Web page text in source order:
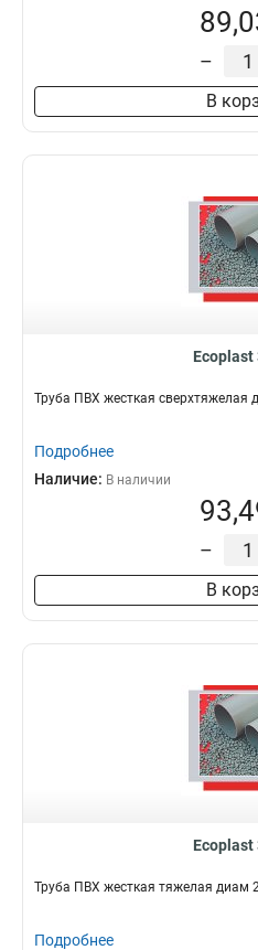
–
В
Ecoplast
Труба ПВХ жесткая сверхтяжелая
Подробнее
Наличие: В наличии
–
В
Ecoplast
Труба ПВХ жесткая тяжелая диам
Подробнее